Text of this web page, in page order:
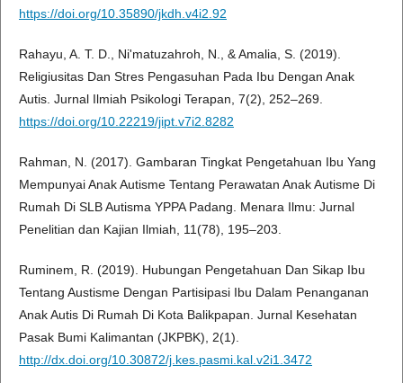
https://doi.org/10.35890/jkdh.v4i2.92
Rahayu, A. T. D., Ni'matuzahroh, N., & Amalia, S. (2019).
Religiusitas Dan Stres Pengasuhan Pada Ibu Dengan Anak
Autis. Jurnal Ilmiah Psikologi Terapan, 7(2), 252–269.
https://doi.org/10.22219/jipt.v7i2.8282
Rahman, N. (2017). Gambaran Tingkat Pengetahuan Ibu Yang
Mempunyai Anak Autisme Tentang Perawatan Anak Autisme Di
Rumah Di SLB Autisma YPPA Padang. Menara Ilmu: Jurnal
Penelitian dan Kajian Ilmiah, 11(78), 195–203.
Ruminem, R. (2019). Hubungan Pengetahuan Dan Sikap Ibu
Tentang Austisme Dengan Partisipasi Ibu Dalam Penanganan
Anak Autis Di Rumah Di Kota Balikpapan. Jurnal Kesehatan
Pasak Bumi Kalimantan (JKPBK), 2(1).
http://dx.doi.org/10.30872/j.kes.pasmi.kal.v2i1.3472